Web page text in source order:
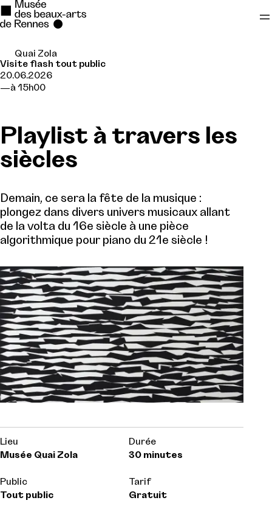
Se rendre au
Contenu principal
Quai Zola
Visite flash tout public
20.06.2026
à 15h00
Playlist à travers les
siècles
Demain, ce sera la fête de la musique :
plongez dans divers univers musicaux allant
de la volta du 16e siècle à une pièce
algorithmique pour piano du 21e siècle !
Lieu
Musée Quai Zola
Durée
30 minutes
Public
Tout public
Tarif
Gratuit